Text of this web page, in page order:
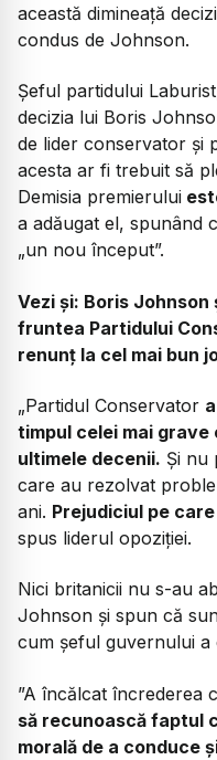
această dimineaţă
condus de Johnson.
Șeful partidului
decizia lui Boris
de lider conservator și
acesta ar fi trebuit să
Demisia premierului
a adăugat el, spunând
„un nou început”.
Vezi și: Boris Johnson
fruntea Partidului
renunț la cel mai bun
„Partidul Conservator
timpul celei mai
ultimele decenii. Și nu
care au rezolvat
ani. Prejudiciul pe
spus liderul opoziției.
Nici britanicii nu s-au
Johnson și spun că
cum șeful guvernului a
”A încălcat încrederea
să recunoască faptul
morală de a conduce